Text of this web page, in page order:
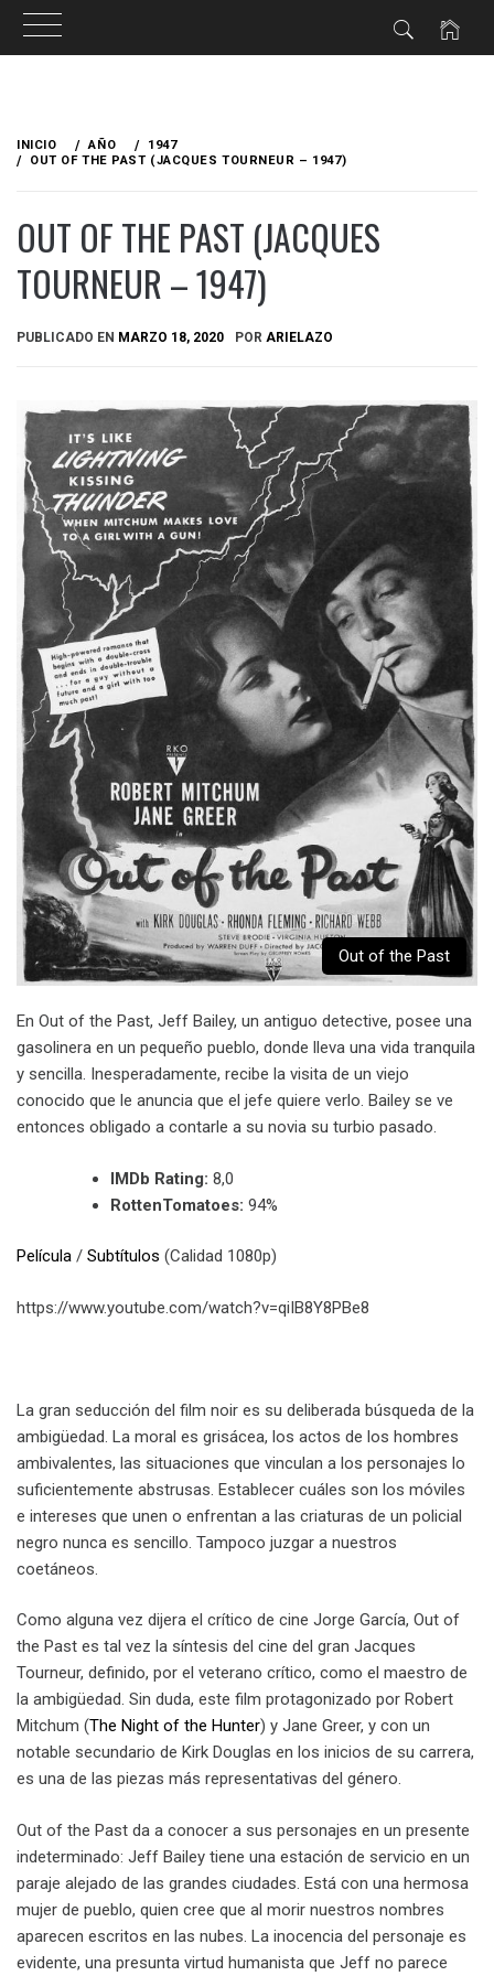
contenido
INICIO AÑO
1947
OUT OF THE PAST (JACQUES TOURNEUR – 1947)
OUT OF THE PAST (JACQUES
TOURNEUR – 1947)
PUBLICADO EN MARZO 18, 2020 POR ARIELAZO
Out of the Past
En Out of the Past, Jeff Bailey, un antiguo detective, posee una
gasolinera en un pequeño pueblo, donde lleva una vida tranquila
y sencilla. Inesperadamente, recibe la visita de un viejo
conocido que le anuncia que el jefe quiere verlo. Bailey se ve
entonces obligado a contarle a su novia su turbio pasado.
IMDb Rating: 8,0
RottenTomatoes: 94%
Película / Subtítulos (Calidad 1080p)
https://www.youtube.com/watch?v=qiIB8Y8PBe8
La gran seducción del film noir es su deliberada búsqueda de la
ambigüedad. La moral es grisácea, los actos de los hombres
ambivalentes, las situaciones que vinculan a los personajes lo
suficientemente abstrusas. Establecer cuáles son los móviles
e intereses que unen o enfrentan a las criaturas de un policial
negro nunca es sencillo. Tampoco juzgar a nuestros
coetáneos.
Como alguna vez dijera el crítico de cine Jorge García, Out of
the Past es tal vez la síntesis del cine del gran Jacques
Tourneur, definido, por el veterano crítico, como el maestro de
la ambigüedad. Sin duda, este film protagonizado por Robert
Mitchum (The Night of the Hunter) y Jane Greer, y con un
notable secundario de Kirk Douglas en los inicios de su carrera,
es una de las piezas más representativas del género.
Out of the Past da a conocer a sus personajes en un presente
indeterminado: Jeff Bailey tiene una estación de servicio en un
paraje alejado de las grandes ciudades. Está con una hermosa
mujer de pueblo, quien cree que al morir nuestros nombres
aparecen escritos en las nubes. La inocencia del personaje es
evidente, una presunta virtud humanista que Jeff no parece